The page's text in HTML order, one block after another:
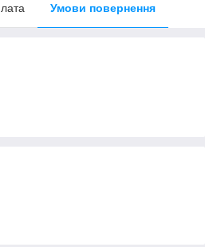
Умови повернення